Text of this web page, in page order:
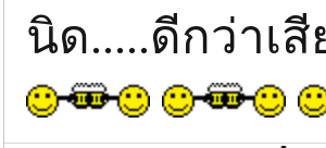
นิด.....ดีกว่าเ